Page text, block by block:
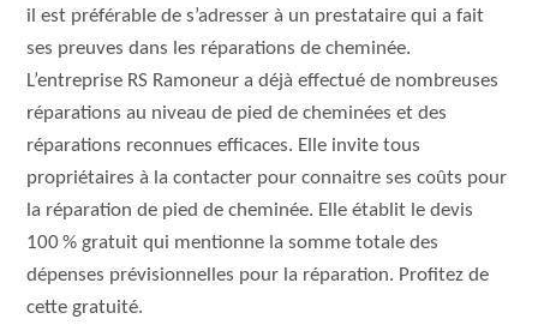
il est préférable de s’adresser à un prestataire qui a fait
ses preuves dans les réparations de cheminée.
L’entreprise RS Ramoneur a déjà effectué de nombreuses
réparations au niveau de pied de cheminées et des
réparations reconnues efficaces. Elle invite tous
propriétaires à la contacter pour connaitre ses coûts pour
la réparation de pied de cheminée. Elle établit le devis
100 % gratuit qui mentionne la somme totale des
dépenses prévisionnelles pour la réparation. Profitez de
cette gratuité.